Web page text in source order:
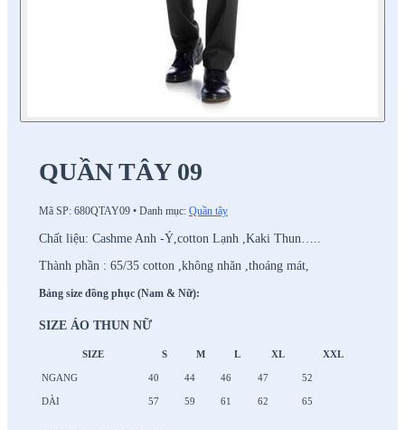
QUẦN TÂY 09
Mã SP: 680QTAY09 • Danh mục: Quần tây
Chất liệu: Cashme Anh -Ý,cotton Lạnh ,Kaki Thun…..
Thành phần : 65/35 cotton ,không nhăn ,thoáng mát,
Bảng size đồng phục (Nam & Nữ):
SIZE ÁO THUN NỮ
SIZE S M L XL XXL
NGANG 40 44 46 47 52
DÀI 57 59 61 62 65